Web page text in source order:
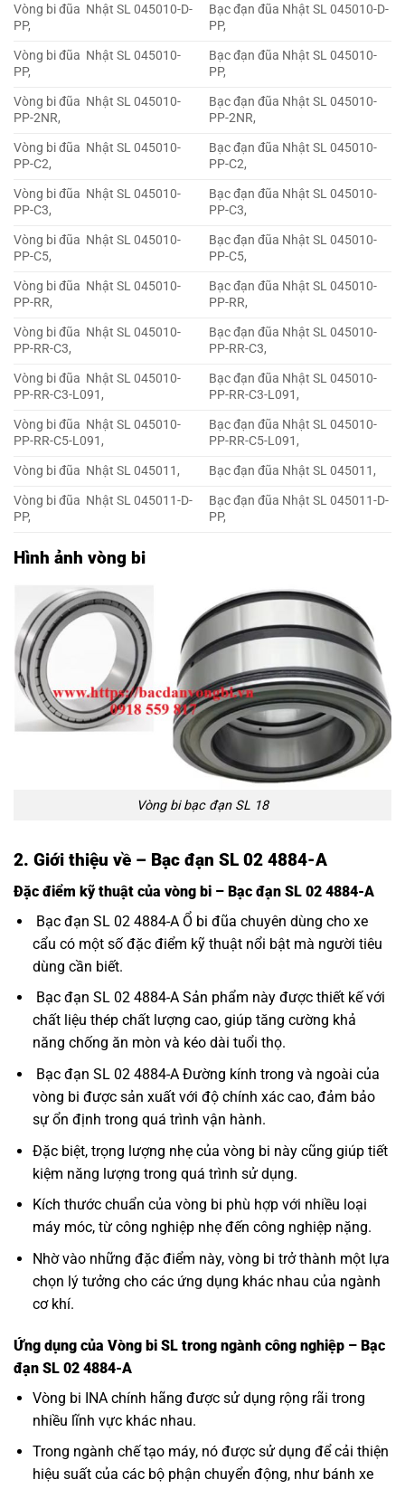
Vòng bi đũa Nhật SL 045010-D-
PP,
Bạc đạn đũa Nhật SL 045010-D-
PP,
Vòng bi đũa Nhật SL 045010-
PP,
Bạc đạn đũa Nhật SL 045010-
PP,
Vòng bi đũa Nhật SL 045010-
PP-2NR,
Bạc đạn đũa Nhật SL 045010-
PP-2NR,
Vòng bi đũa Nhật SL 045010-
PP-C2,
Bạc đạn đũa Nhật SL 045010-
PP-C2,
Vòng bi đũa Nhật SL 045010-
PP-C3,
Bạc đạn đũa Nhật SL 045010-
PP-C3,
Vòng bi đũa Nhật SL 045010-
PP-C5,
Bạc đạn đũa Nhật SL 045010-
PP-C5,
Vòng bi đũa Nhật SL 045010-
PP-RR,
Bạc đạn đũa Nhật SL 045010-
PP-RR,
Vòng bi đũa Nhật SL 045010-
PP-RR-C3,
Bạc đạn đũa Nhật SL 045010-
PP-RR-C3,
Vòng bi đũa Nhật SL 045010-
PP-RR-C3-L091,
Bạc đạn đũa Nhật SL 045010-
PP-RR-C3-L091,
Vòng bi đũa Nhật SL 045010-
PP-RR-C5-L091,
Bạc đạn đũa Nhật SL 045010-
PP-RR-C5-L091,
Vòng bi đũa Nhật SL 045011,
Bạc đạn đũa Nhật SL 045011,
Vòng bi đũa Nhật SL 045011-D-
PP,
Bạc đạn đũa Nhật SL 045011-D-
PP,
Hình ảnh vòng bi
Vòng bi bạc đạn SL 18
2. Giới thiệu về – Bạc đạn SL 02 4884-A
Đặc điểm kỹ thuật của vòng bi – Bạc đạn SL 02 4884-A
Bạc đạn SL 02 4884-A Ổ bi đũa chuyên dùng cho xe
cẩu có một số đặc điểm kỹ thuật nổi bật mà người tiêu
dùng cần biết.
Bạc đạn SL 02 4884-A Sản phẩm này được thiết kế với
chất liệu thép chất lượng cao, giúp tăng cường khả
năng chống ăn mòn và kéo dài tuổi thọ.
Bạc đạn SL 02 4884-A Đường kính trong và ngoài của
vòng bi được sản xuất với độ chính xác cao, đảm bảo
sự ổn định trong quá trình vận hành.
Đặc biệt, trọng lượng nhẹ của vòng bi này cũng giúp tiết
kiệm năng lượng trong quá trình sử dụng.
Kích thước chuẩn của vòng bi phù hợp với nhiều loại
máy móc, từ công nghiệp nhẹ đến công nghiệp nặng.
Nhờ vào những đặc điểm này, vòng bi trở thành một lựa
chọn lý tưởng cho các ứng dụng khác nhau của ngành
cơ khí.
Ứng dụng của Vòng bi SL trong ngành công nghiệp – Bạc
đạn SL 02 4884-A
Vòng bi INAchính hãng được sử dụng rộng rãi trong
nhiều lĩnh vực khác nhau.
Trong ngành chế tạo máy, nó được sử dụng để cải thiện
hiệu suất của các bộ phận chuyển động, như bánh xe